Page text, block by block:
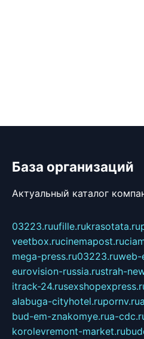
База организаций
Актуальный каталог
03223.ruufille.rukrasotata.ru
veetbox.rucinemapost.ru
mega-press.ru03223.ruweb-
eurovision-russia.rustrah-
itrack-24.ru
alabuga-cityhotel.rupornv.ru
bud-em-znakomye.rua-
korolevremont-market.ru